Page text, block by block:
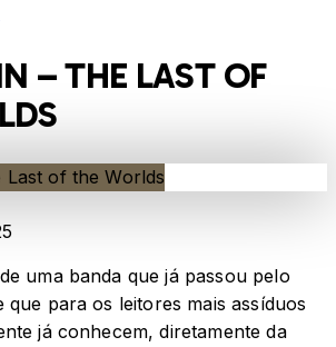
– THE LAST OF
uma banda que já passou pelo
para os leitores mais assíduos
já conhecem, diretamente da